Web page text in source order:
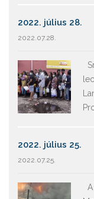
2022. július 28.
2022.07.28.
2022. július 25.
2022.07.25.